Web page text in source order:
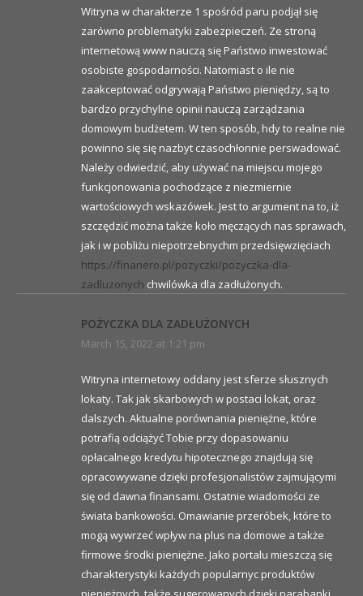
Witryna w charakterze 1 spośród paru podjął się
zarówno problematyki zabezpieczeń. Ze stroną
internetową www nauczą się Państwo inwestować
osobiste gospodarności. Natomiast o ile nie
zaakceptować odgrywają Państwo pieniędzy, są to
bardzo przychylne opinii nauczą zarządzania
domowym budżetem. W ten sposób, hdy to realne nie
powinno się się nazbyt czasochłonnie perswadować.
Należy odwiedzić, aby używać na miejscu mojego
funkcjonowania pochodzące z niezmiernie
wartościowych wskazówek. Jest to argument na to, iż
szczędzić można także koło męczących nas sprawach,
jak i w pobliżu niepotrzebnychm przedsięwzięciach
https://finanero.pl/pozyczki/pozyczka-dla-
zadluzonych chwilówka dla zadłużonych.
POŻYCZKA DLA ZADŁUŻONYCH
March 15, 2022 at 1:21 pm
Witryna internetowy oddany jest sferze słusznych
lokaty. Tak jak skarbowych w postaci lokat, oraz
dalszych. Aktualne porównania pieniężne, które
potrafią odciążyć Tobie przy dopasowaniu
opłacalnego kredytu hipotecznego znajdują się
opracowywane dzięki profesjonalistów zajmującymi
się od dawna finansami. Ostatnie wiadomości ze
świata bankowości. Omawianie przeróbek, które to
mogą wywrzeć wpływ na plus na domowe a także
firmowe środki pieniężne. Jako portalu mieszczą się
charakterystyki każdych popularnyc produktów